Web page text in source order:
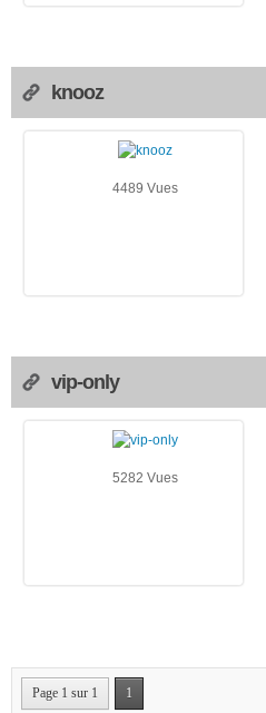
knooz
4489 Vues
vip-only
5282 Vues
Page 1 sur 1 1